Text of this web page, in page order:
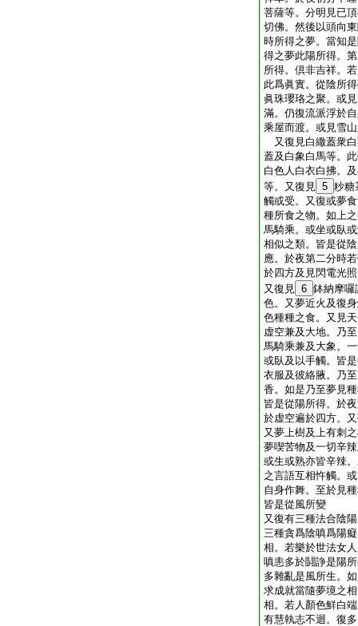
菩薩等。分明見已
切佛。然後以頭向
時所得之夢。當知
得之夢此陽所得。
所得。倶非吉祥。
此爲眞實。從陰所
眞珠瓔珞之聚。或
滿。仍復流派浮於
乘屋而渡。或見雪
又復見白繖蓋衆
蓋及白象白馬等。
白色人白衣白拂。
等。又復見 5 粆糖
觸或受。又復或夢
種所食之物。如上
馬騎乘。或坐或臥
相似之類。皆是從
應。於夜第二分時
於四方及見閃電光
又復見 6 鉢納摩囉
色。又夢近火及復
色種種之食。又見
虚空兼及大地。乃
馬騎乘兼及大象。
或臥及以手觸。皆
衣服及彼絡腋。乃
香。如是乃至夢見
皆是從陽所得。於
於虚空遍於四方。
又夢上樹及上有刺
夢喫苦物及一切辛
或生或熟亦皆辛辣
之言語互相忤觸。
自身作舞。至於見
皆是從風所變
又復有三種法合陰
三種貪爲陰嗔爲陽
相。若樂於世法女
嗔恚多於鬪諍是陽
多雜亂是風所生。
求成就當隨夢境之
相。若人顏色鮮白
有慧執志不迴。復